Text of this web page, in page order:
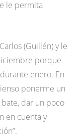
le permita
(Guillén) y le
porque
enero. En
ponerme un
dar un poco
en cuenta y